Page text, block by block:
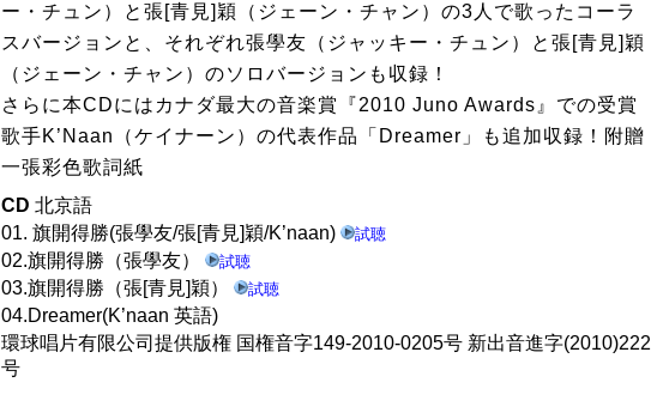
ー・チュン）と張[青見]穎（ジェーン・チャン）の3人で歌ったコーラ
スバージョンと、それぞれ張學友（ジャッキー・チュン）と張[青見]穎
（ジェーン・チャン）のソロバージョンも収録！
さらに本CDにはカナダ最大の音楽賞『2010 Juno Awards』での受賞
歌手K’Naan（ケイナーン）の代表作品「Dreamer」も追加収録！附贈
一張彩色歌詞紙
CD 北京語
01. 旗開得勝(張學友/張[青見]穎/K’naan)
試聴
02.旗開得勝（張學友） 試聴
03.旗開得勝（張[青見]穎） 試聴
04.Dreamer(K’naan 英語)
環球唱片有限公司提供版権 国権音字149-2010-0205号 新出音進字(2010)222
号